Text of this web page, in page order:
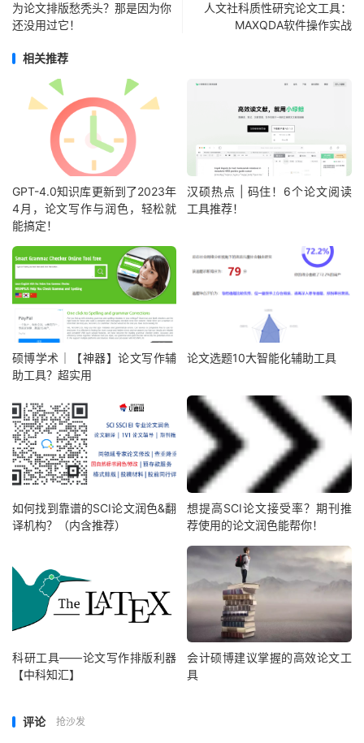
为论文排版愁秃头？那是因为你
还没用过它！
人文社科质性研究论文工具：
MAXQDA软件操作实战
相关推荐
GPT-4.0知识库更新到了2023年
4月，论文写作与润色，轻松就
能搞定！
汉硕热点 | 码住！6个论文阅读
工具推荐！
硕博学术｜【神器】论文写作辅
助工具？超实用
论文选题10大智能化辅助工具
如何找到靠谱的SCI论文润色&翻
译机构？（内含推荐）
想提高SCI论文接受率？期刊推
荐使用的论文润色能帮你！
科研工具——论文写作排版利器
【中科知汇】
会计硕博建议掌握的高效论文工
具
评论 抢沙发